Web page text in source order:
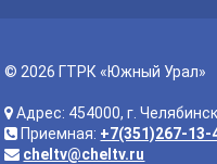
© 2026 ГТРК «Южный Урал»
Адрес: 454000, г.
Приемная: +7(351)267-13-
cheltv@cheltv.ru